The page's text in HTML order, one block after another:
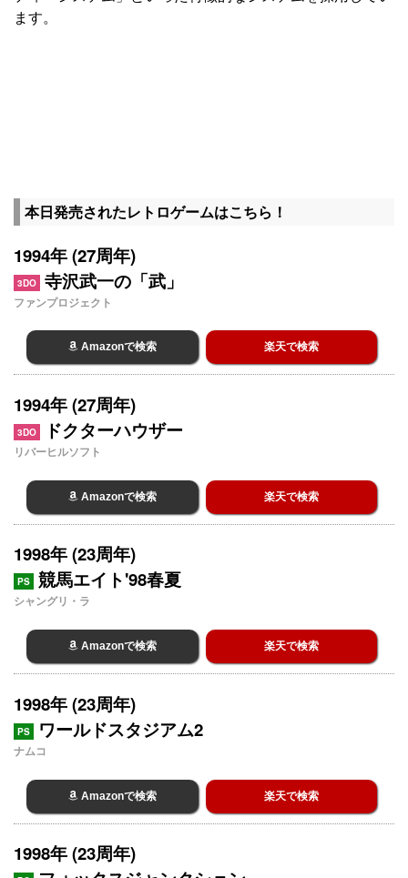
ます。
本日発売されたレトロゲームはこちら！
1994年 (27周年)
3DO 寺沢武一の「武」
ファンプロジェクト
Amazonで検索 楽天で検索
1994年 (27周年)
3DO ドクターハウザー
リバーヒルソフト
Amazonで検索 楽天で検索
1998年 (23周年)
PS 競馬エイト'98春夏
シャングリ・ラ
Amazonで検索 楽天で検索
1998年 (23周年)
PS ワールドスタジアム2
ナムコ
Amazonで検索 楽天で検索
1998年 (23周年)